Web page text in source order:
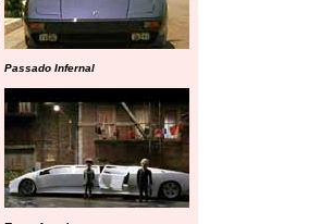
Passado Infernal